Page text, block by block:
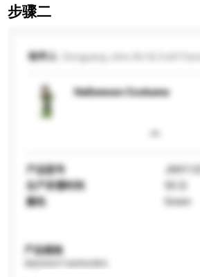
步骤二
收件人
Halloween Costume
产品型号
JHH1123
生产所需时间
颜色
Green
产品规格